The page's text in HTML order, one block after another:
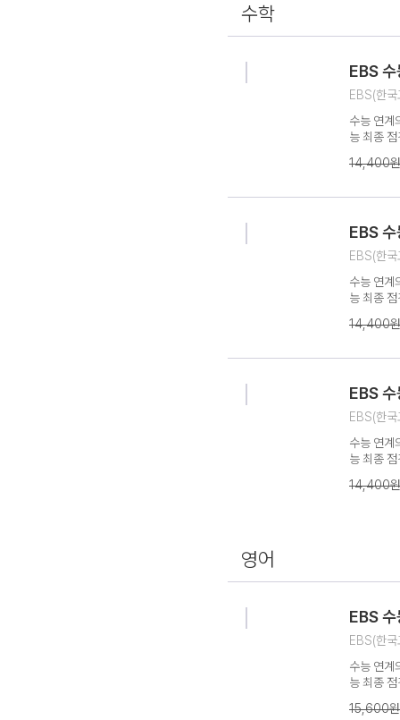
수학
EBS
EBS(한
수능 연계
능 최종
분 제공으
법을 제시
14,400원
EBS
EBS(한
수능 연계
능 최종
분 제공으
법을 제시
14,400원
EBS
EBS(한
수능 연계
능 최종
분 제공으
14,400원
영어
EBS
EBS(한
수능 연계
능 최종
분 제공으
15,600원